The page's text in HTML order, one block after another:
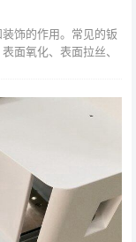
饰的作用。常见的钣
面氧化、表面拉丝、